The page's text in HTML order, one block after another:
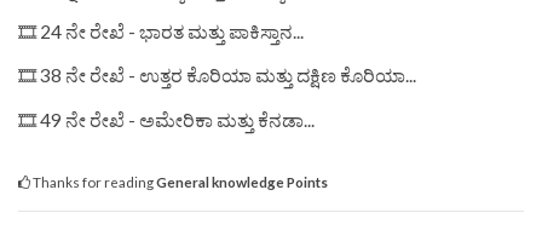
🎞 24 ನೇ ರೇಖೆ - ಭಾರತ ಮತ್ತು ಪಾಕಿಸ್ತಾನ...
🎞 38 ನೇ ರೇಖೆ - ಉತ್ತರ ಕೊರಿಯಾ ಮತ್ತು ದಕ್ಷಿಣ ಕೊರಿಯಾ...
🎞 49 ನೇ ರೇಖೆ - ಅಮೇರಿಕಾ ಮತ್ತು ಕೆನಡಾ...
Thanks for readingGeneral knowledge Points